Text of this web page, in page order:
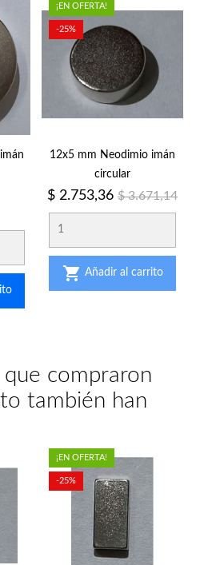
12x5 mm Neodimio imán
circular
Precio
$ 2.753,36 Precio
regular
$ 3.671,14
 Añadir al carrito
¡EN OFERTA!
-25%
que compraron
también han
¡EN OFERTA!
-25%